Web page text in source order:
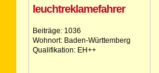
leuchtreklamefahrer
Beiträge: 1036
Wohnort: Baden-Württemberg
Qualifikation: EH++